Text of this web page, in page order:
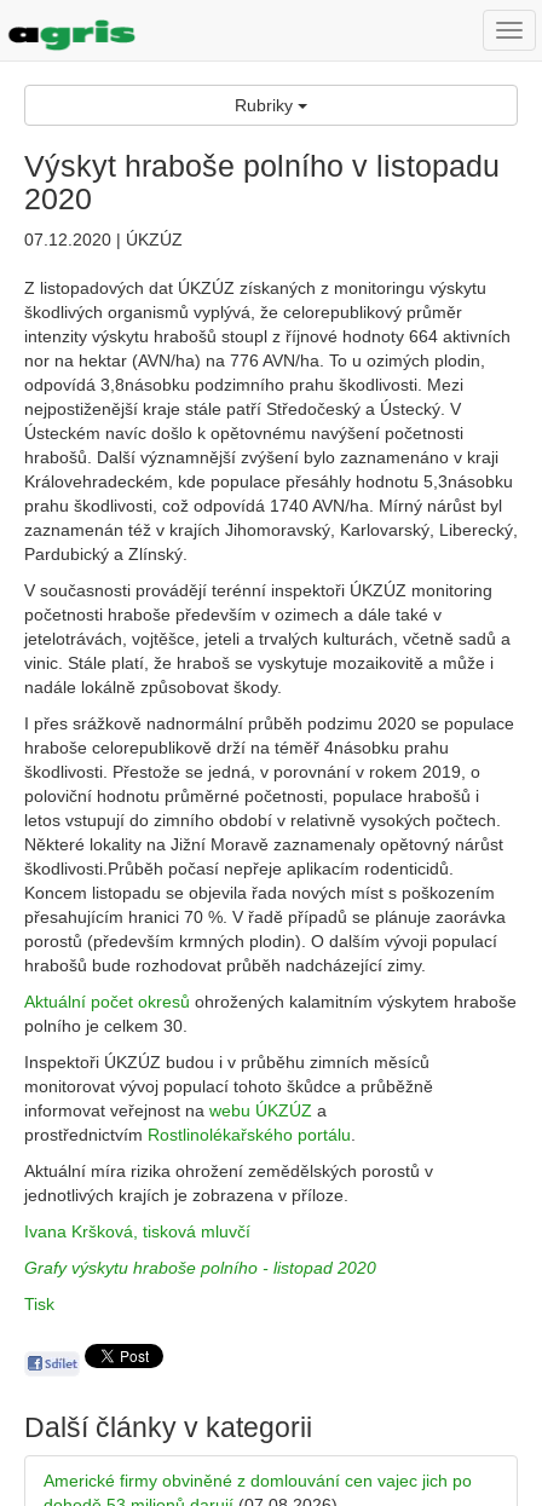
Rubriky
Výskyt hraboše polního v listopadu
2020
07.12.2020 | ÚKZÚZ
Z listopadových dat ÚKZÚZ získaných z monitoringu výskytu
škodlivých organismů vyplývá, že celorepublikový průměr
intenzity výskytu hrabošů stoupl z říjnové hodnoty 664 aktivních
nor na hektar (AVN/ha) na 776 AVN/ha. To u ozimých plodin,
odpovídá 3,8násobku podzimního prahu škodlivosti. Mezi
nejpostiženější kraje stále patří Středočeský a Ústecký. V
Ústeckém navíc došlo k opětovnému navýšení početnosti
hrabošů. Další významnější zvýšení bylo zaznamenáno v kraji
Královehradeckém, kde populace přesáhly hodnotu 5,3násobku
prahu škodlivosti, což odpovídá 1740 AVN/ha. Mírný nárůst byl
zaznamenán též v krajích Jihomoravský, Karlovarský, Liberecký,
Pardubický a Zlínský.
V současnosti provádějí terénní inspektoři ÚKZÚZ monitoring
početnosti hraboše především v ozimech a dále také v
jetelotrávách, vojtěšce, jeteli a trvalých kulturách, včetně sadů a
vinic. Stále platí, že hraboš se vyskytuje mozaikovitě a může i
nadále lokálně způsobovat škody.
I přes srážkově nadnormální průběh podzimu 2020 se populace
hraboše celorepublikově drží na téměř 4násobku prahu
škodlivosti. Přestože se jedná, v porovnání v rokem 2019, o
poloviční hodnotu průměrné početnosti, populace hrabošů i
letos vstupují do zimního období v relativně vysokých počtech.
Některé lokality na Jižní Moravě zaznamenaly opětovný nárůst
škodlivosti.Průběh počasí nepřeje aplikacím rodenticidů.
Koncem listopadu se objevila řada nových míst s poškozením
přesahujícím hranici 70 %. V řadě případů se plánuje zaorávka
porostů (především krmných plodin). O dalším vývoji populací
hrabošů bude rozhodovat průběh nadcházející zimy.
Aktuální počet okresů ohrožených kalamitním výskytem hraboše
polního je celkem 30.
Inspektoři ÚKZÚZ budou i v průběhu zimních měsíců
monitorovat vývoj populací tohoto škůdce a průběžně
informovat veřejnost na webu ÚKZÚZ a
prostřednictvím Rostlinolékařského portálu
Aktuální míra rizika ohrožení zemědělských porostů v
jednotlivých krajích je zobrazena v příloze.
Ivana Kršková, tisková mluvčí
Grafy výskytu hraboše polního - listopad 2020
Tisk
Další články v kategorii
Americké firmy obviněné z domlouvání cen vajec jich po